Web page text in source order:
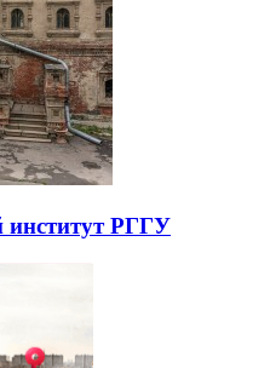
институт РГГУ